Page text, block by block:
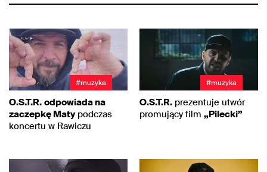
#muzyka
O.S.T.R. odpowiada na
zaczepkę Matypodczas
koncertu w Rawiczu
#muzyka
O.S.T.R. prezentuje utwór
promujący film „Pilecki”